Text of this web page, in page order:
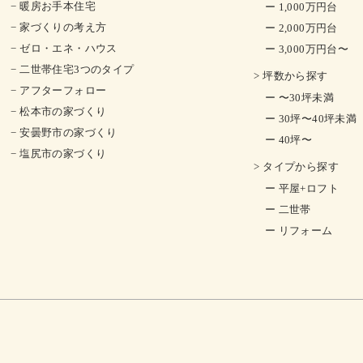
− 暖房お手本住宅
− 家づくりの考え方
− ゼロ・エネ・ハウス
− 二世帯住宅3つのタイプ
− アフターフォロー
− 松本市の家づくり
− 安曇野市の家づくり
− 塩尻市の家づくり
ー 1,000万円台
ー 2,000万円台
ー 3,000万円台〜
> 坪数から探す
ー 〜30坪未満
ー 30坪〜40坪未満
ー 40坪〜
> タイプから探す
ー 平屋+ロフト
ー 二世帯
ー リフォーム